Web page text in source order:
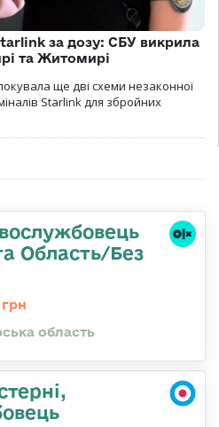
за дозу: СБУ викрила
та Житомирі
ще дві схеми незаконної
Starlink для збройних
Область/Без
область